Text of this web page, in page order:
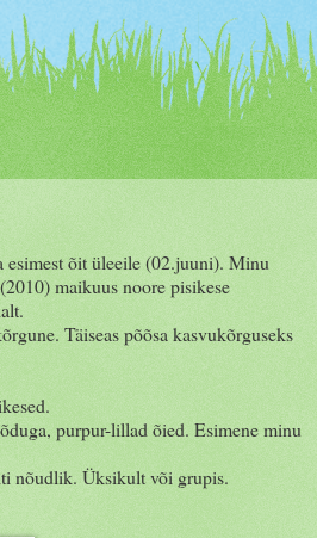
esimest õit üleeile (02.juuni). Minu
maikuus noore pisikese
Täiseas põõsa kasvukõrguseks
purpur-lillad õied. Esimene minu
nõudlik. Üksikult või grupis.